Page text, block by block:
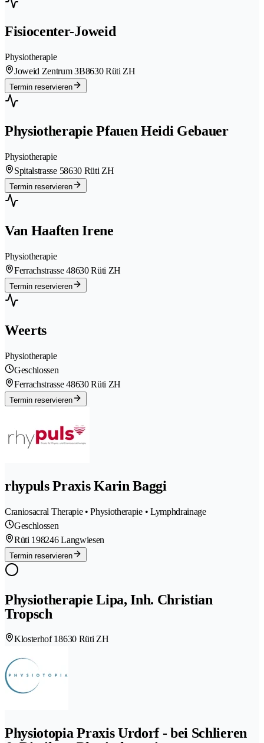
Fisiocenter-Joweid
Physiotherapie
Joweid Zentrum 3B8630 Rüti ZH
Termin reservieren
Physiotherapie Pfauen Heidi Gebauer
Physiotherapie
Spitalstrasse 58630 Rüti ZH
Termin reservieren
Van Haaften Irene
Physiotherapie
Ferrachstrasse 48630 Rüti ZH
Termin reservieren
Weerts
Physiotherapie
Geschlossen
Ferrachstrasse 48630 Rüti ZH
Termin reservieren
rhypuls Praxis Karin Baggi
Craniosacral Therapie • Physiotherapie • Lymphdrainage
Geschlossen
Rüti 198246 Langwiesen
Termin reservieren
Physiotherapie Lipa, Inh. Christian
Tropsch
Klosterhof 18630 Rüti ZH
Physiotopia Praxis Urdorf - bei Schlieren